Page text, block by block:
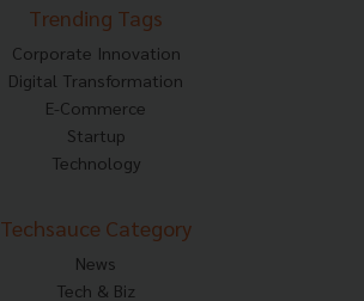
Trending Tags
Corporate Innovation
Digital Transformation
E-Commerce
Startup
Technology
Techsauce Category
News
Tech & Biz